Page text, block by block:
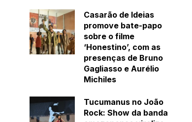
Casarão de Ideias
promove bate-papo
sobre o filme
‘Honestino’, com as
presenças de Bruno
Gagliasso e Aurélio
Michiles
Tucumanus no João
Rock: Show da banda